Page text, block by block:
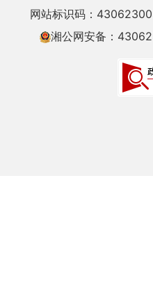
网站标识码：
湘公网安备：